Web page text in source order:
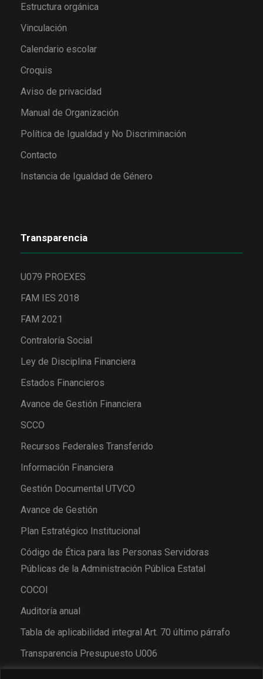
Estructura orgánica
Vinculación
Calendario escolar
Croquis
Aviso de privacidad
Manual de Organización
Política de Igualdad y No Discriminación
Contacto
Instancia de Igualdad de Género
Transparencia
U079 PROEXES
FAM IES 2018
FAM 2021
Contraloría Social
Ley de Disciplina Financiera
Estados Financieros
Avance de Gestión Financiera
SCCO
Recursos Federales Transferido
Información Financiera
Gestión Documental UTVCO
Avance de Gestión
Plan Estratégico Institucional
Código de Ética para las Personas Servidoras
Públicas de la Administración Pública Estatal
COCOI
Auditoría anual
Tabla de aplicabilidad integral Art. 70 último párrafo
Transparencia Presupuesto U006